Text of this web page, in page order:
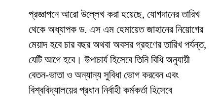
প্রজ্ঞাপনে আরো উল্লেখ করা হয়েছে, যোগদানের তারিখ
থেকে অধ্যাপক ড. এস এম হেমায়েত জাহানের নিয়োগের
মেয়াদ হবে চার বছর অথবা অবসর গ্রহণের তারিখ পর্যন্ত,
যেটি আগে হবে। উপাচার্য হিসেবে তিনি বিধি অনুযায়ী
বেতন-ভাতা ও অন্যান্য সুবিধা ভোগ করবেন এবং
বিশ্ববিদ্যালয়ের প্রধান নির্বাহী কর্মকর্তা হিসেবে